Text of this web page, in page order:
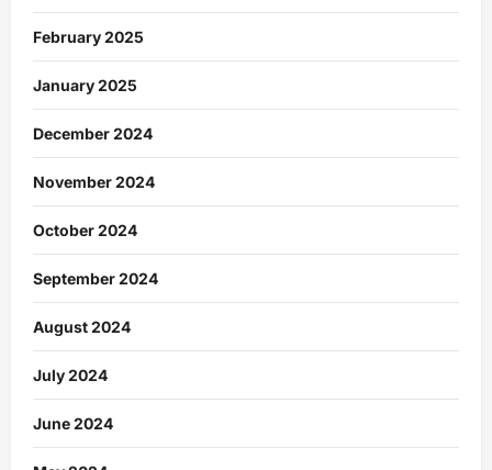
February 2025
January 2025
December 2024
November 2024
October 2024
September 2024
August 2024
July 2024
June 2024